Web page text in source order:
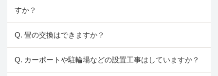
すか？
Q. 畳の交換はできますか？
Q. カーポートや駐輪場などの設置工事はしていますか？